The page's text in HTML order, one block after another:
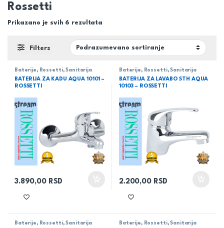
Rossetti
Prikazano je svih 6 rezultata
Filters
Baterije , Rossetti,Sanitarija
BATERIJA ZA KADU AQUA 10101 –
ROSSETTI
3.890,00 RSD
Baterije , Rossetti,Sanitarija
BATERIJA ZA LAVABO STH AQUA
10103 – ROSSETTI
2.200,00 RSD
Baterije , Rossetti,Sanitarija Baterije , Rossetti,Sanitarija